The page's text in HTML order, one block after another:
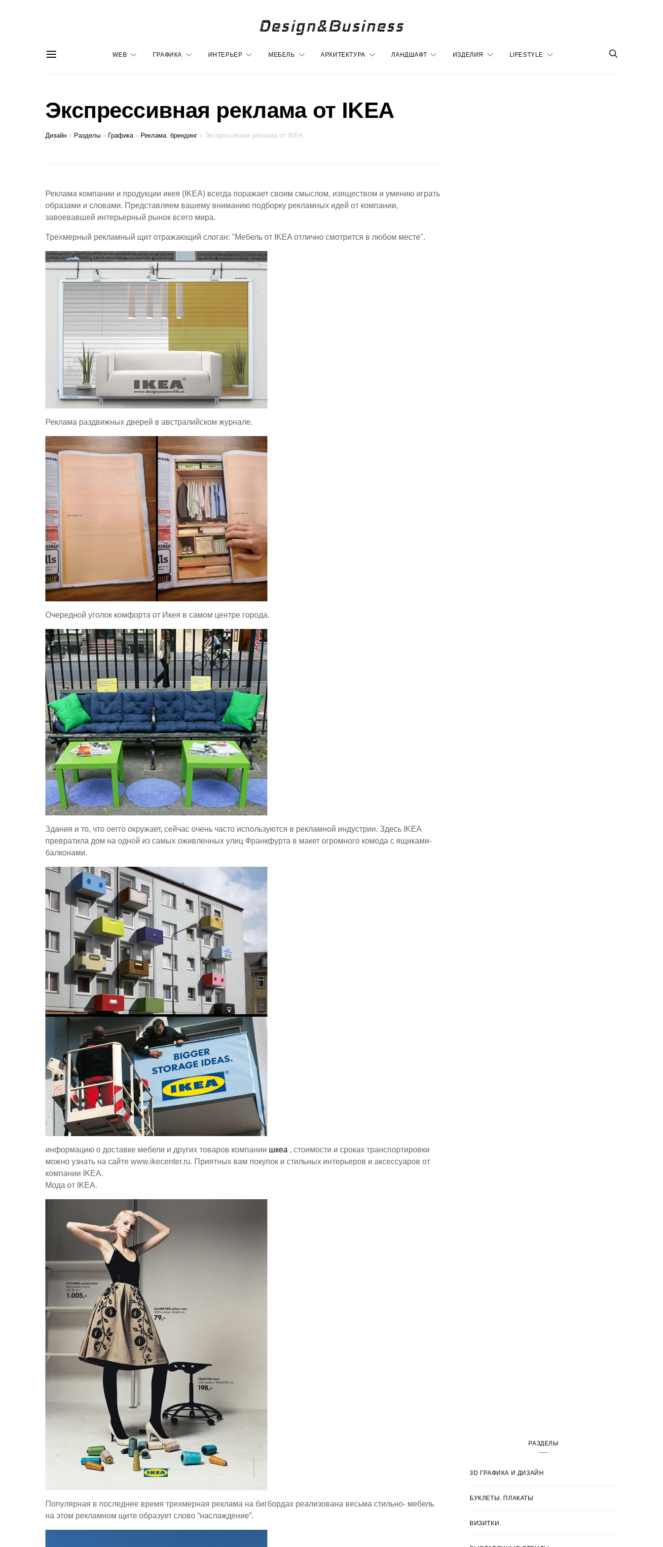
WEB ГРАФИКА ИНТЕРЬЕР МЕБЕЛЬ АРХИТЕКТУРА ЛАНДШАФТ ИЗДЕЛИЯ LIFESTYLE
Экспрессивная реклама от IKEA
Дизайн » Разделы » Графика» Реклама. брендинг » Экспрессивная реклама от IKEA
Реклама компании и продукции икея ( IKEA) всегда поражает своим смыслом, изяществом и умению играть
образами и словами. Представляем вашему вниманию подборку рекламных идей от компании,
завоевавшей интерьерный рынок всего мира.
Трехмерный рекламный щит отражающий слоган: "Мебель от IKEA отлично смотрится в любом месте".
Реклама раздвижных дверей в австралийском журнале.
Очередной уголок комфорта от Икея в самом центре города.
Здания и то, что оегго окружает, сейчас очень часто используются в рекламной индустрии. Здесь IKEA
превратила дом на одной из самых оживленных улиц Франкфурта в макет огромного комода с ящиками-
балконами.
информацию о доставке мебели и других товаров компании шкеа , стоимости и сроках транспортировки
можно узнать на сайте www.ikecenter.ru. Приятных вам покупок и стильных интерьеров и аксессуаров от
компании IKEA.
Мода от IKEA.
Популярная в последнее время трехмерная реклама на бигбордах реализована весьма стильно- мебель
на этом рекламном щите образует слово “наслаждение”.
РАЗДЕЛЫ
3D ГРАФИКА И ДИЗАЙН
БУКЛЕТЫ. ПЛАКАТЫ
ВИЗИТКИ.